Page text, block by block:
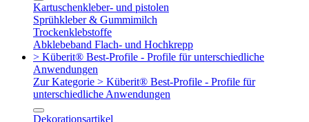
Kartuschenkleber- und pistolen
Sprühkleber & Gummimilch
Trockenklebstoffe
Abklebeband Flach- und Hochkrepp
> Küberit® Best-Profile - Profile für unterschiedliche
Anwendungen
Zur Kategorie > Küberit® Best-Profile - Profile für
unterschiedliche Anwendungen
Dekorationsartikel